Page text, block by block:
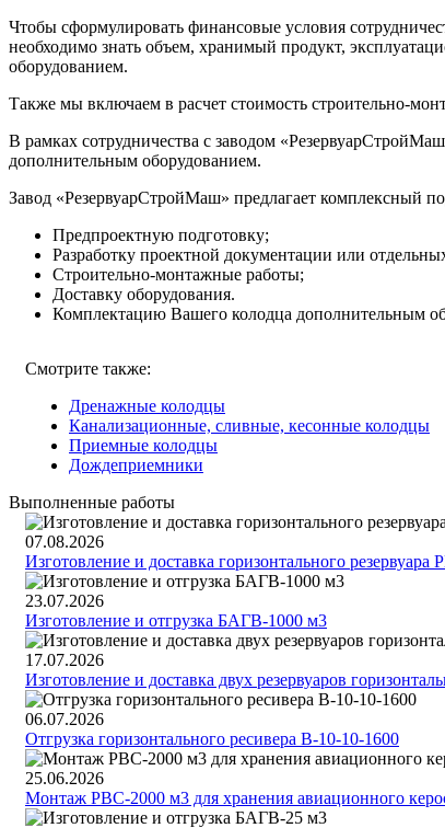
Чтобы сформулировать финансовые условия
необходимо знать объем, хранимый продукт,
оборудованием.
Также мы включаем в расчет стоимость строительно-
В рамках сотрудничества с заводом
дополнительным оборудованием.
Завод «РезервуарСтройМаш» предлагает комплексный
Предпроектную подготовку;
Разработку проектной документации или
Строительно-монтажные работы;
Доставку оборудования.
Комплектацию Вашего колодца дополнительным
Смотрите также:
Дренажные колодцы
Канализационные, сливные, кесонные колодцы
Приемные колодцы
Дождеприемники
Выполненные работы
07.08.2026
Изготовление и доставка горизонтального резервуара
23.07.2026
Изготовление и отгрузка БАГВ-1000 м3
17.07.2026
Изготовление и доставка двух резервуаров
06.07.2026
Отгрузка горизонтального ресивера В-10-10-1600
25.06.2026
Монтаж РВС-2000 м3 для хранения авиационного